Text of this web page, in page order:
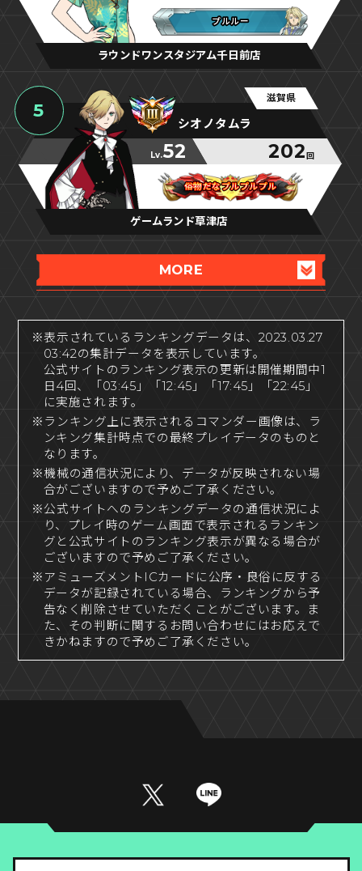
プルルー
プルルー
プルルー
ラウンドワンスタジアム千日前店
5
滋賀県
シオノタムラ
Lv.52 202 回
俗物だなプルプルプル
俗物だなプルプルプル
俗物だなプルプルプル
ゲームランド草津店
MORE
※表示されているランキングデータは、2023.03.27
03:42の集計データを表示しています。
公式サイトのランキング表示の更新は開催期間中1
日4回、「03:45」「12:45」「17:45」「22:45」
に実施されます。
※ランキング上に表示されるコマンダー画像は、ラ
ンキング集計時点での最終プレイデータのものと
なります。
※機械の通信状況により、データが反映されない場
合がございますので予めご了承ください。
※公式サイトへのランキングデータの通信状況によ
り、プレイ時のゲーム画面で表示されるランキン
グと公式サイトのランキング表示が異なる場合が
ございますので予めご了承ください。
※アミューズメントICカードに公序・良俗に反する
データが記録されている場合、ランキングから予
告なく削除させていただくことがございます。ま
た、その判断に関するお問い合わせにはお応えで
きかねますので予めご了承ください。